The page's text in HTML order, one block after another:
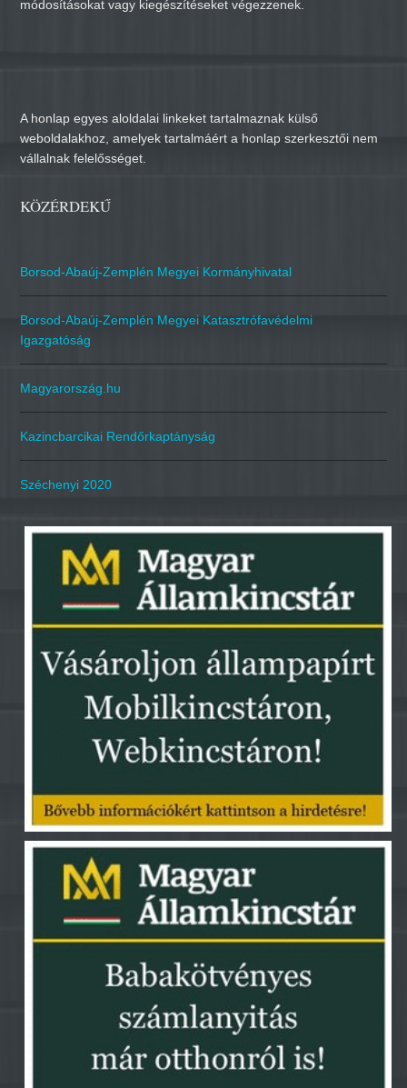
módosításokat vagy kiegészítéseket végezzenek.
A honlap egyes aloldalai linkeket tartalmaznak külső
weboldalakhoz, amelyek tartalmáért a honlap szerkesztői nem
vállalnak felelősséget.
KÖZÉRDEKŰ
Borsod-Abaúj-Zemplén Megyei Kormányhivatal
Borsod-Abaúj-Zemplén Megyei Katasztrófavédelmi
Igazgatóság
Magyarország.hu
Kazincbarcikai Rendőrkaptányság
Széchenyi 2020